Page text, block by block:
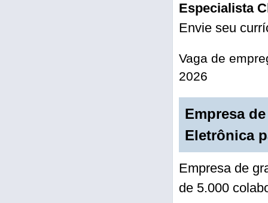
Especialista
Envie seu
Vaga de
2026
Empresa
Eletrônica
Empresa de
de 5.000